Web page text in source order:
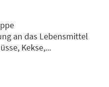
an das Lebensmittel
Kekse,...